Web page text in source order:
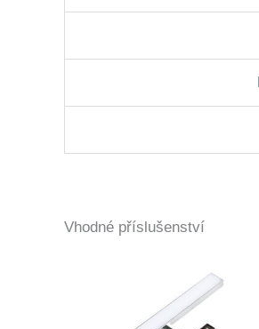
Vhodné příslušenství